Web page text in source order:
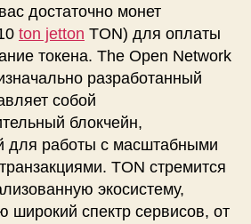
достаточно монет
ton jetton TON) для оплаты
токена. The Open Network
разработанный
собой
блокчейн,
для работы с масштабными
TON стремится
экосистему,
спектр сервисов, от